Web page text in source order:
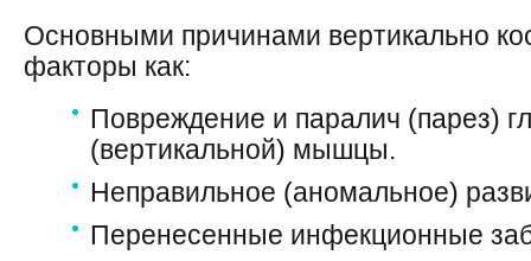
Основными причинами вертикально
факторы как:
Повреждение и паралич (парез)
(вертикальной) мышцы.
Неправильное (аномальное)
Перенесенные инфекционные